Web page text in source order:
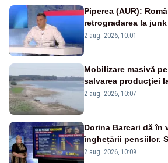
Piperea (AUR):
retrogradarea la
catastrofă pentru
2 aug. 2026, 10:01
Mobilizare masivă
salvarea producției
va detona o stâncă
2 aug. 2026, 10:07
Dorina Barcari dă în
înghețării pensiilor.
pierdute de fiecare
2 aug. 2026, 10:09